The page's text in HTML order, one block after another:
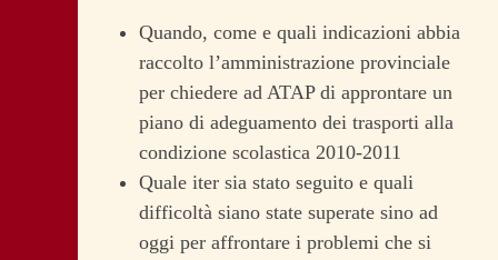
Quando, come e quali indicazioni abbia
raccolto l’amministrazione provinciale
per chiedere ad ATAP di approntare un
piano di adeguamento dei trasporti alla
condizione scolastica 2010-2011
Quale iter sia stato seguito e quali
difficoltà siano state superate sino ad
oggi per affrontare i problemi che si